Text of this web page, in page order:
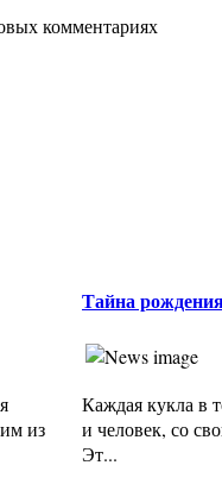
комментариях
из
Тайна
Каждая кукла в
и человек, со
Эт...